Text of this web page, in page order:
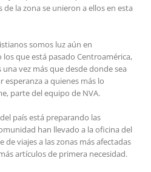
la zona se unieron a ellos en esta
somos luz aún en
que está pasado Centroamérica,
vez más que desde donde sea
a quienes más lo
parte del equipo de NVA.
país está preparando las
han llevado a la oficina del
viajes a las zonas más afectadas
artículos de primera necesidad.